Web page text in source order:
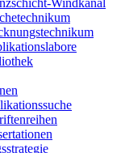
Windkanal